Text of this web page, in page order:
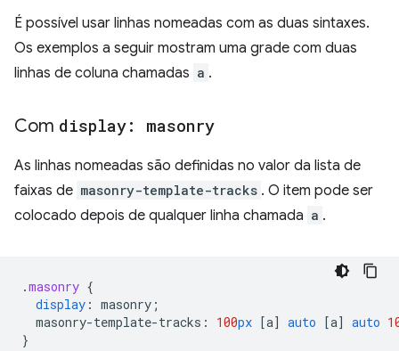
É possível usar linhas nomeadas com as duas sintaxes.
Os exemplos a seguir mostram uma grade com duas
linhas de coluna chamadas a .
Com display: masonry
As linhas nomeadas são definidas no valor da lista de
faixas de masonry-template-tracks . O item pode ser
colocado depois de qualquer linha chamada a .
.masonry {
display : masonry ;
masonry-template-tracks : 100px [a] auto [a] auto
}